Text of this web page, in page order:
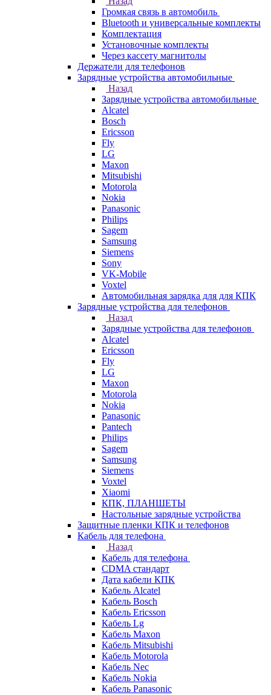
Громкая связь в автомобиль
Bluetooth и универсальные комплекты
Комплектация
Установочные комплекты
Через кассету магнитолы
Держатели для телефонов
Зарядные устройства автомобильные
Назад
Зарядные устройства автомобильные
Alcatel
Bosch
Ericsson
Fly
LG
Maxon
Mitsubishi
Motorola
Nokia
Panasonic
Philips
Sagem
Samsung
Siemens
Sony
VK-Mobile
Voxtel
Автомобильная зарядка для для КПК
Зарядные устройства для телефонов
Назад
Зарядные устройства для телефонов
Alcatel
Ericsson
Fly
LG
Maxon
Motorola
Nokia
Panasonic
Pantech
Philips
Sagem
Samsung
Siemens
Voxtel
Xiaomi
КПК, ПЛАНШЕТЫ
Настольные зарядные устройства
Защитные пленки КПК и телефонов
Кабель для телефона
Назад
Кабель для телефона
CDMA стандарт
Дата кабели КПК
Кабель Alcatel
Кабель Bosch
Кабель Ericsson
Кабель Lg
Кабель Maxon
Кабель Mitsubishi
Кабель Motorola
Кабель Nec
Кабель Nokia
Кабель Panasonic